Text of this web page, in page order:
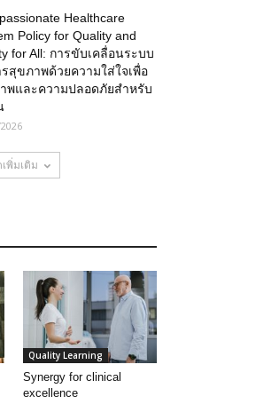
Healthcare
Policy for Quality and
for All: การขับเคลื่อนระบบ
สุขภาพด้วยความใส่ใจเพื่อ
พและความปลอดภัยสำหรับ
พิ่มเติม
Quality Learning
Synergy for clinical
excellence